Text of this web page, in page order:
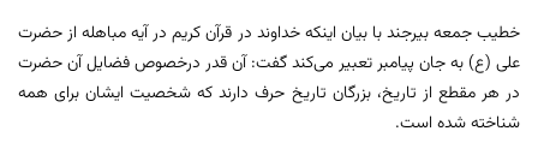
خطیب جمعه بیرجند با بیان اینکه خداوند در قرآن کریم در آیه مباهله از حضرت
علی (ع) به جان پیامبر تعبیر می‌کند گفت: آن قدر درخصوص فضایل آن حضرت
در هر مقطع از تاریخ، بزرگان تاریخ حرف دارند که شخصیت ایشان برای همه
شناخته شده است.